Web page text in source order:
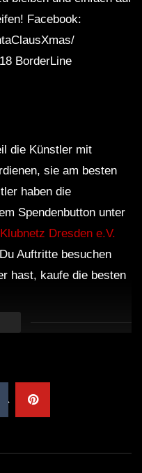
Facebook:
die Künstler mit
sie am besten
haben die
Spendenbutton unter
Klubnetz Dresden e.V.
Auftritte besuchen
hast, kaufe die besten